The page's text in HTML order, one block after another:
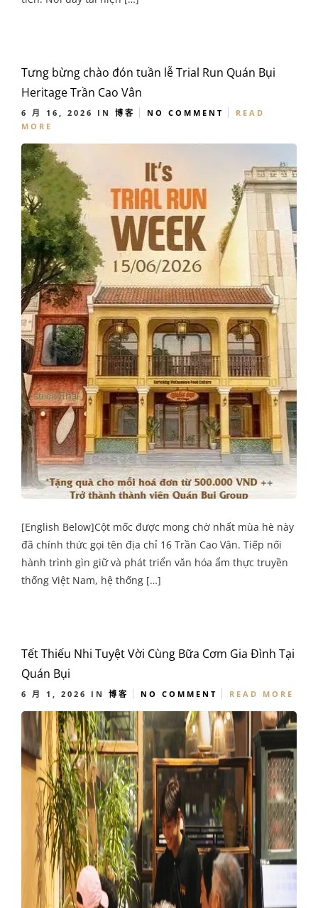
Tưng bừng chào đón tuần lễ Trial Run Quán Bụi
Heritage Trần Cao Vân
6 月 16, 2026 IN 博客 NO COMMENT
READ
MORE
[English Below]Cột mốc được mong chờ nhất mùa hè này
đã chính thức gọi tên địa chỉ 16 Trần Cao Vân. Tiếp nối
hành trình gìn giữ và phát triển văn hóa ẩm thực truyền
thống Việt Nam, hệ thống […]
Tết Thiếu Nhi Tuyệt Vời Cùng Bữa Cơm Gia Đình Tại
Quán Bụi
6 月 1, 2026 IN 博客 NO COMMENT READ MORE